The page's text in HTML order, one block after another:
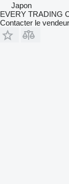
Japon
EVERY TRADING
Contacter le vendeur